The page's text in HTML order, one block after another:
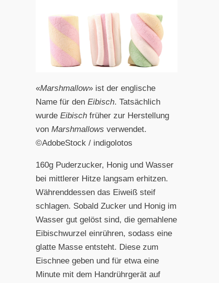
«Marshmallow» ist der englische
Name für den Eibisch. Tatsächlich
wurde Eibischfrüher zur Herstellung
von Marshmallows verwendet.
©AdobeStock / indigolotos
160g Puderzucker, Honig und Wasser
bei mittlerer Hitze langsam erhitzen.
Währenddessen das Eiweiß steif
schlagen. Sobald Zucker und Honig im
Wasser gut gelöst sind, die gemahlene
Eibischwurzel einrühren, sodass eine
glatte Masse entsteht. Diese zum
Eischnee geben und für etwa eine
Minute mit dem Handrührgerät auf